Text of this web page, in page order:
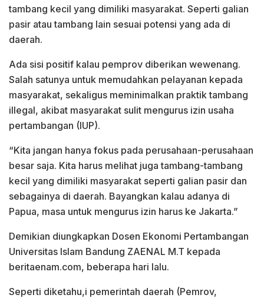
tambang kecil yang dimiliki masyarakat. Seperti galian
pasir atau tambang lain sesuai potensi yang ada di
daerah.
Ada sisi positif kalau pemprov diberikan wewenang.
Salah satunya untuk memudahkan pelayanan kepada
masyarakat, sekaligus meminimalkan praktik tambang
illegal, akibat masyarakat sulit mengurus izin usaha
pertambangan (IUP).
“Kita jangan hanya fokus pada perusahaan-perusahaan
besar saja. Kita harus melihat juga tambang-tambang
kecil yang dimiliki masyarakat seperti galian pasir dan
sebagainya di daerah. Bayangkan kalau adanya di
Papua, masa untuk mengurus izin harus ke Jakarta.”
Demikian diungkapkan Dosen Ekonomi Pertambangan
Universitas Islam Bandung ZAENAL M.T kepada
beritaenam.com, beberapa hari lalu.
Seperti diketahu,i pemerintah daerah (Pemrov,